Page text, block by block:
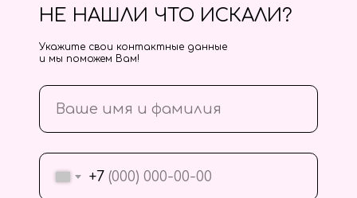
+7
НЕ НАШЛИ ЧТО ИСКАЛИ?
Укажите свои контактные данные
и мы поможем Вам!